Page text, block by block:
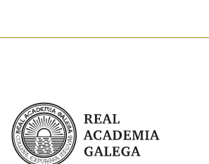
Real Academia Galega